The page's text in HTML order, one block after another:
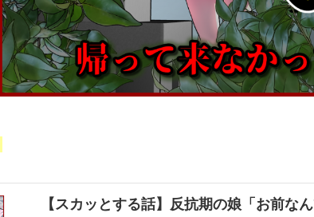
【スカッとする話】反抗期の娘「お前な